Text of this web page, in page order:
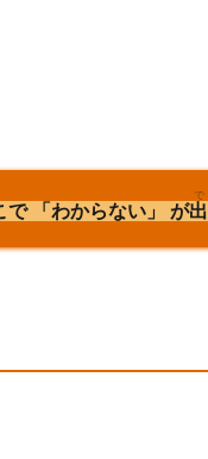
で 「わからない」 が出
で